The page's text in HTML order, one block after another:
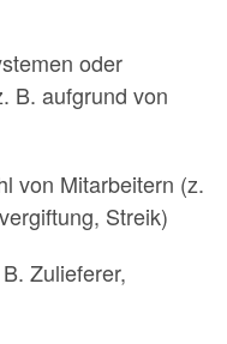
oder
B. aufgrund von
von Mitarbeitern (z.
Streik)
Zulieferer,